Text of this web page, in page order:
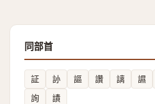
同部首
証 䚱 謳 讚 謧 䜙
詢
謮